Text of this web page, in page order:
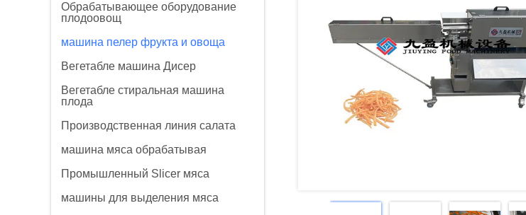
Обрабатывающее оборудование
плодоовощ
машина пелер фрукта и овоща
Вегетабле машина Дисер
Вегетабле стиральная машина
плода
Производственная линия салата
машина мяса обрабатывая
Промышленный Slicer мяса
машины для выделения мяса